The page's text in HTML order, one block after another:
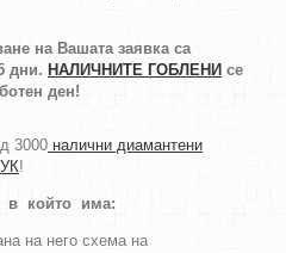
на Вашата заявка са
дни. НАЛИЧНИТЕ ГОБЛЕНИ се
ден!
3000 налични диамантени
!
в който има:
на него схема на